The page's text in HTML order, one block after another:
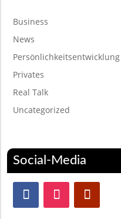
Business
News
Persönlichkeitsentwicklung
Privates
Real Talk
Uncategorized
Social-Media